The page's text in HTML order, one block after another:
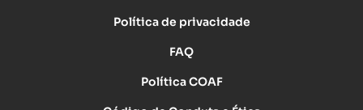
Política de privacidade
FAQ
Política COAF